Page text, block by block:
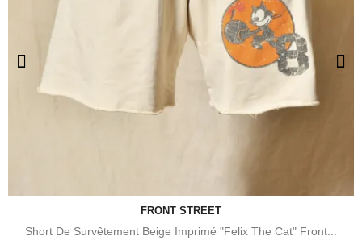
FRONT STREET
Short De Survêtement Beige Imprimé "Felix The Cat" Front...